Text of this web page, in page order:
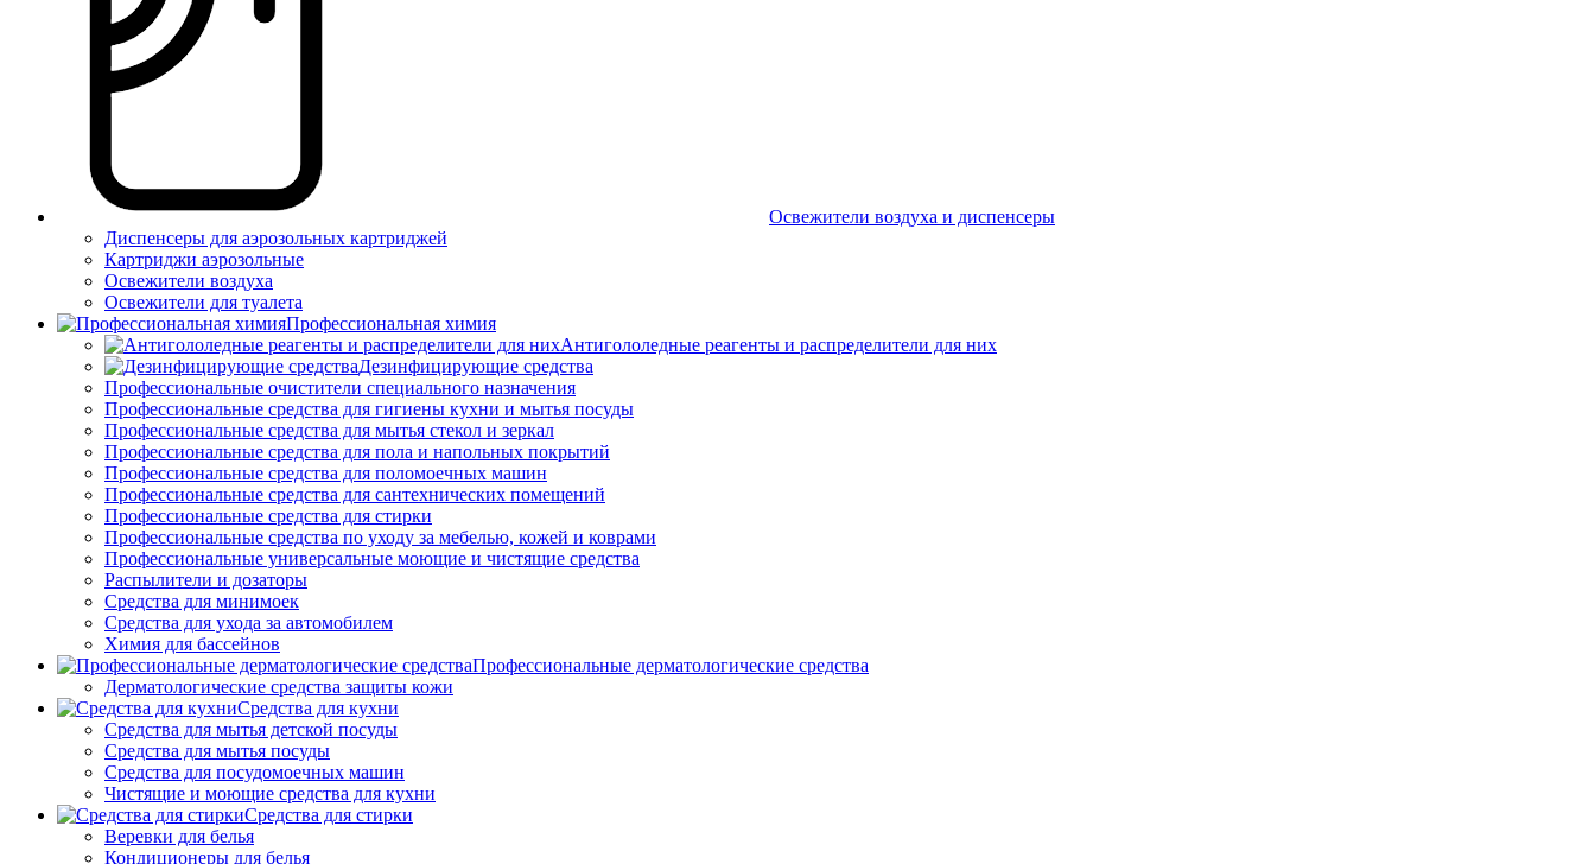
Освежители воздуха и диспенсеры
Диспенсеры для аэрозольных картриджей
Картриджи аэрозольные
Освежители воздуха
Освежители для туалета
Профессиональная химия
Антигололедные реагенты и распределители для них
Дезинфицирующие средства
Профессиональные очистители специального назначения
Профессиональные средства для гигиены кухни и мытья посуды
Профессиональные средства для мытья стекол и зеркал
Профессиональные средства для пола и напольных покрытий
Профессиональные средства для поломоечных машин
Профессиональные средства для сантехнических помещений
Профессиональные средства для стирки
Профессиональные средства по уходу за мебелью, кожей и коврами
Профессиональные универсальные моющие и чистящие средства
Распылители и дозаторы
Средства для минимоек
Средства для ухода за автомобилем
Химия для бассейнов
Профессиональные дерматологические средства
Дерматологические средства защиты кожи
Средства для кухни
Средства для мытья детской посуды
Средства для мытья посуды
Средства для посудомоечных машин
Чистящие и моющие средства для кухни
Средства для стирки
Веревки для белья
Кондиционеры для белья